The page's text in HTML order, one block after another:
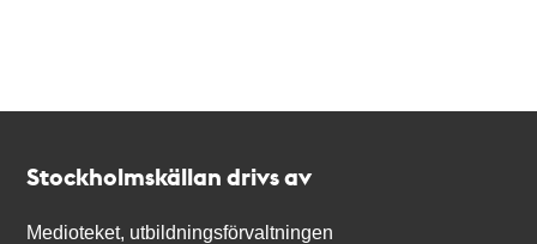
Stockholmskällan drivs av
Medioteket, utbildningsförvaltningen